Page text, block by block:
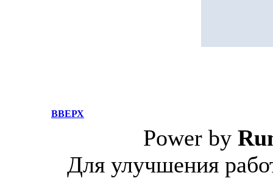
ВВЕРХ
Power by
Для улучшения